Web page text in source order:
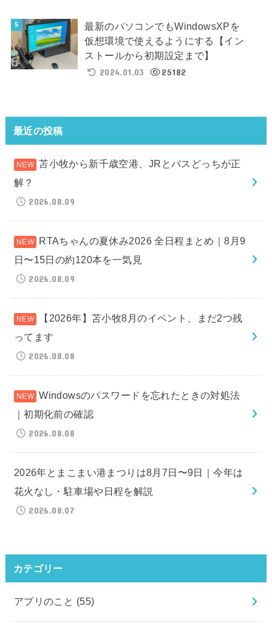
最新のパソコンでもWindowsXPを
仮想環境で使えるようにする【イン
ストールから初期設定まで】
2024.01.03
25182
最近の投稿
苫小牧から新千歳空港、JRとバスどっちが正
解？
2026.08.09
RTAちゃんの夏休み2026 全日程まとめ｜8月9
日〜15日の約120本を一気見
2026.08.09
【2026年】苫小牧8月のイベント、まだ2つ残
ってます
2026.08.08
Windowsのパスワードを忘れたときの対処法
｜初期化前の確認
2026.08.08
2026年とまこまい港まつりは8月7日〜9日｜今年は
花火なし・駐車場や日程を解説
2026.08.07
カテゴリー
アプリのこと (55)